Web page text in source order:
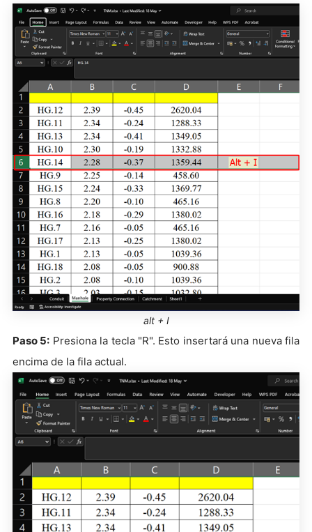
alt + I
Paso 5: Presiona la tecla "R". Esto insertará una nueva fila
encima de la fila actual.